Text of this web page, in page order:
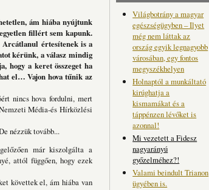
ám hiába nyújtunk
fillért sem kapunk.
Arcátlanul értesítenek is a
kérünk, a válasz mindig
hogy a keret összeget ha
el… Vajon hova tűnik az
nincs hova fordulni, mert
Média-és Hírközlési
nézzük tovább...
már kiszolgálta a
attól függően, hogy ezek
követtek el, ám hiába van
Világbotrány a magyar
egészségügyben – Ilyet
még nem láttak az
ország egyik legnagyobb
városában, egy fontos
megyszékhelyen
Holnaptól a munkáltató
kirúghatja a
kismamákat és a
táppénzen lévőket is
azonnal!
Mi vezetett a Fidesz
nagyarányú
győzelméhez?!
Valami beindult Trianon
ügyében is.